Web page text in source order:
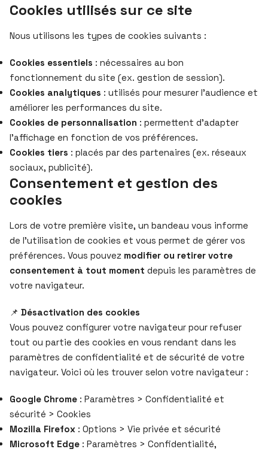
Cookies utilisés sur ce site
Nous utilisons les types de cookies suivants :
Cookies essentiels : nécessaires au bon
fonctionnement du site (ex. gestion de session).
Cookies analytiques : utilisés pour mesurer l’audience et
améliorer les performances du site.
Cookies de personnalisation : permettent d’adapter
l’affichage en fonction de vos préférences.
Cookies tiers : placés par des partenaires (ex. réseaux
sociaux, publicité).
Consentement et gestion des
cookies
Lors de votre première visite, un bandeau vous informe
de l’utilisation de cookies et vous permet de gérer vos
préférences. Vous pouvez modifier ou retirer votre
consentement à tout moment depuis les paramètres de
votre navigateur.
📌 Désactivation des cookies
Vous pouvez configurer votre navigateur pour refuser
tout ou partie des cookies en vous rendant dans les
paramètres de confidentialité et de sécurité de votre
navigateur. Voici où les trouver selon votre navigateur :
Google Chrome : Paramètres > Confidentialité et
sécurité > Cookies
Mozilla Firefox : Options > Vie privée et sécurité
Microsoft Edge : Paramètres > Confidentialité,